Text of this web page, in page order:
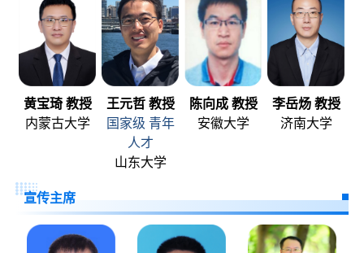
黄宝琦 教授
内蒙古大学
王元哲 教授
国家级 青年
人才
山东大学
陈向成 教授
安徽大学
李岳炀 教授
济南大学
宣传主席